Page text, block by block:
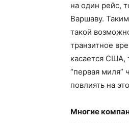
на один рейс,
Варшаву.
такой
транзитное
касается США,
“первая
повлиять на
Многие